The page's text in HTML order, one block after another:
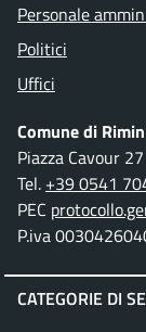
Personale
Politici
Uffici
Comune di
Piazza Cavour
Tel. +39 0541
PEC
P.iva
CATEGORIE DI